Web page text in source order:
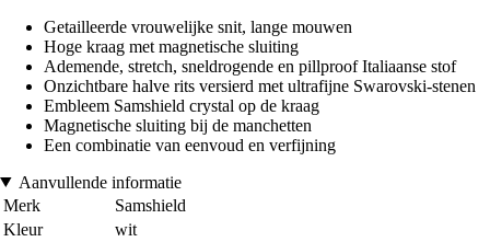
Getailleerde vrouwelijke snit, lange mouwen
Hoge kraag met magnetische sluiting
Ademende, stretch, sneldrogende en pillproof Italiaanse stof
Onzichtbare halve rits versierd met ultrafijne Swarovski-stenen
Embleem Samshield crystal op de kraag
Magnetische sluiting bij de manchetten
Een combinatie van eenvoud en verfijning
Aanvullende informatie
Merk
Samshield
Kleur
wit